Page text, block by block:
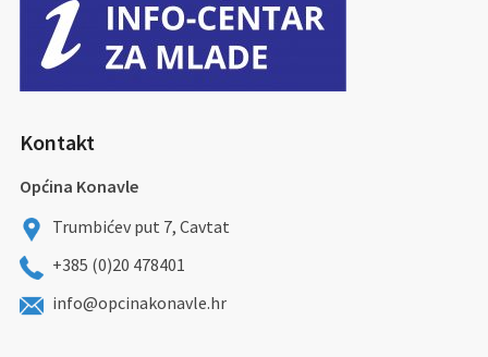
Kontakt
Općina Konavle
Trumbićev put 7, Cavtat
+385 (0)20 478401
info@opcinakonavle.hr